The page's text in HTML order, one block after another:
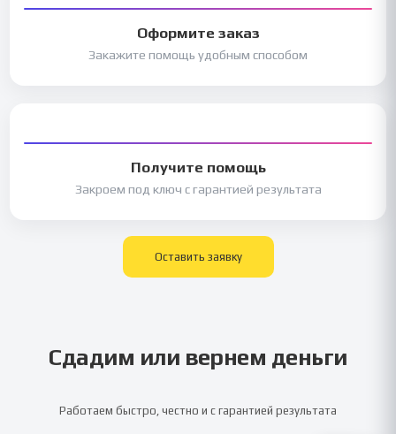
Оформите заказ
Закажите помощь удобным способом
Получите помощь
Закроем под ключ с гарантией результата
Оставить заявку
Сдадим или вернем деньги
Работаем быстро, честно и с гарантией результата